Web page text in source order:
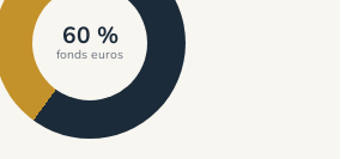
60 %
fonds euros